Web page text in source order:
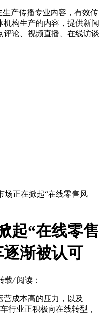
生产传播专业内容，有效传
构生产的内容，提供新闻
评论、视频直播、在线访谈
场正在掀起“在线零售风
起“在线零售
渐被认可
载/ 阅读：
营成本高的压力，以及
行业正积极向在线转型，